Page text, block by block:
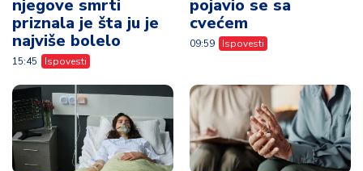
njegove smrti
priznala je šta ju je
najviše bolelo
15:45 Ispovesti
pojavio se sa
cvećem
09:59 Ispovesti